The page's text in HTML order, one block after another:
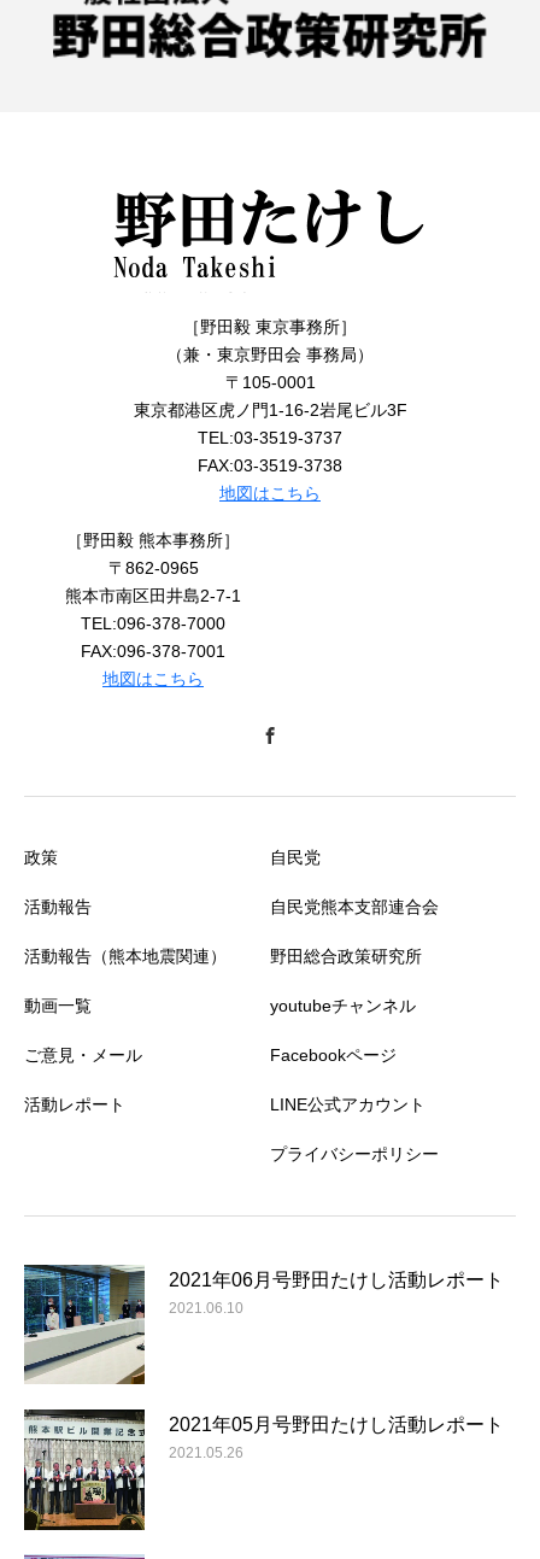
［野田毅 東京事務所］
（兼・東京野田会 事務局）
〒105-0001
東京都港区虎ノ門1-16-2岩尾ビル3F
TEL:03-3519-3737
FAX:03-3519-3738
地図はこちら
［野田毅 熊本事務所］
〒862-0965
熊本市南区田井島2-7-1
TEL:096-378-7000
FAX:096-378-7001
地図はこちら
政策
活動報告
活動報告（熊本地震関連）
動画一覧
ご意見・メール
活動レポート
自民党
自民党熊本支部連合会
野田総合政策研究所
youtubeチャンネル
Facebookページ
LINE公式アカウント
プライバシーポリシー
2021年06月号野田たけし活動レポート
2021.06.10
2021年05月号野田たけし活動レポート
2021.05.26